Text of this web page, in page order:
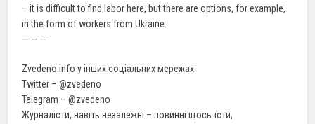
– it is difficult to find labor here, but there are options, for example,
in the form of workers from Ukraine.
— — —
Zvedeno.info у інших соціальних мережах:
Twitter – @zvedeno
Telegram – @zvedeno
Журналісти, навіть незалежні – повинні щось їсти,